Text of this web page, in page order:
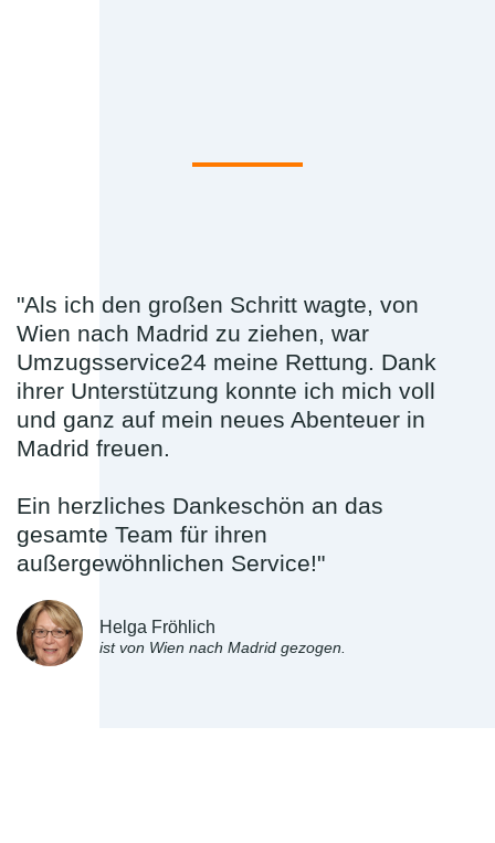
"Als ich den großen Schritt wagte, von
Wien nach Madrid zu ziehen, war
Umzugsservice24 meine Rettung. Dank
ihrer Unterstützung konnte ich mich voll
und ganz auf mein neues Abenteuer in
Madrid freuen.
Ein herzliches Dankeschön an das
gesamte Team für ihren
außergewöhnlichen Service!"
Helga Fröhlich
ist von Wien nach Madrid gezogen.